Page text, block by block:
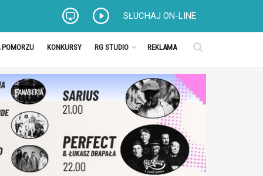
SŁUCHAJ ON-LINE
KONKURSY RG STUDIO REKLAMA